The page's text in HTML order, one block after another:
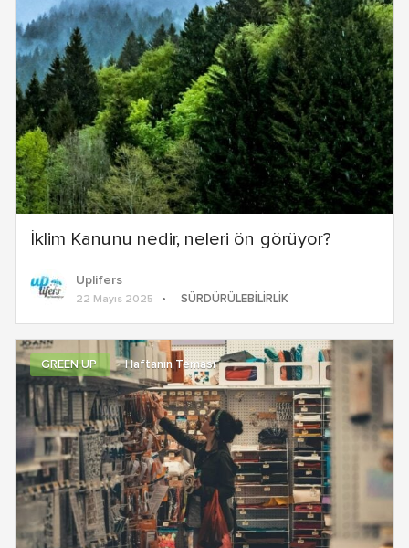
İklim Kanunu nedir, neleri ön görüyor?
Uplifers
22 Mayıs 2025 SÜRDÜRÜLEBILIRLIK
GREEN UP Haftanın Teması